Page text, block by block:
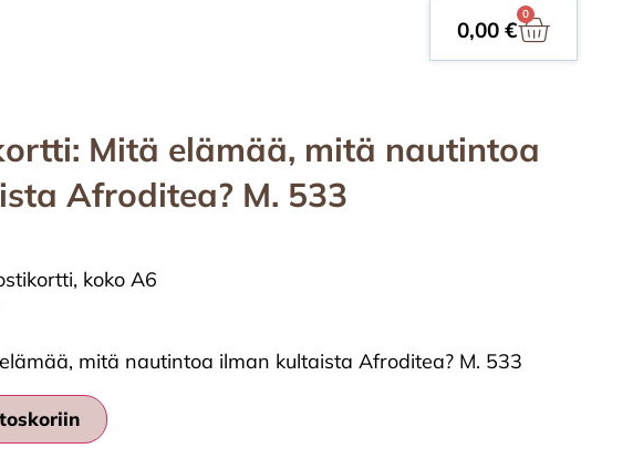
0,00 €
0
Mitä elämää, mitä nautintoa
Afroditea? M. 533
koko A6
mitä nautintoa ilman kultaista Afroditea? M. 533